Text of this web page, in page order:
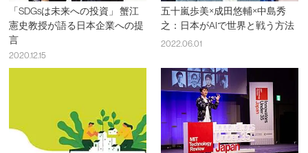
「SDGsは未来への投資」 蟹江
憲史教授が語る日本企業への提
言
2020.12.15
五十嵐歩美×成田悠輔×中島秀
之：日本がAIで世界と戦う方法
2022.06.01